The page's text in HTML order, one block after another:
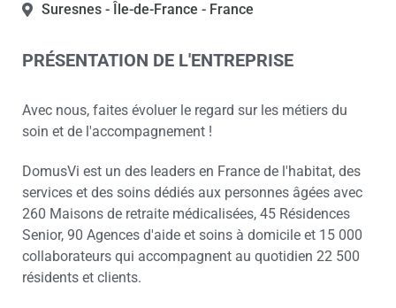
Suresnes - Île-de-France - France
PRÉSENTATION DE L'ENTREPRISE
Avec nous, faites évoluer le regard sur les métiers du
soin et de l'accompagnement !
DomusVi est un des leaders en France de l'habitat, des
services et des soins dédiés aux personnes âgées avec
260 Maisons de retraite médicalisées, 45 Résidences
Senior, 90 Agences d'aide et soins à domicile et 15 000
collaborateurs qui accompagnent au quotidien 22 500
résidents et clients.